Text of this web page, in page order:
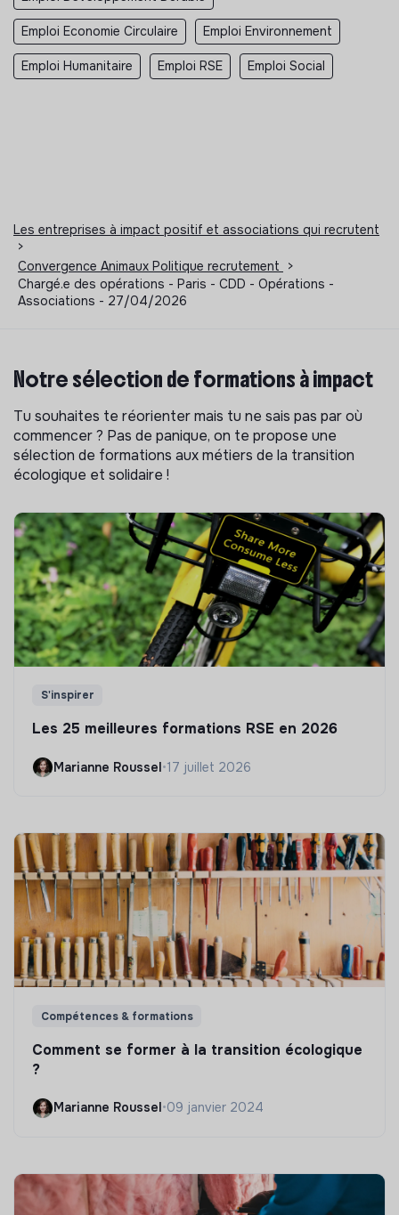
Emploi Economie Circulaire Emploi Environnement
Emploi Humanitaire Emploi RSE Emploi Social
Les entreprises à impact positif et associations qui recrutent
>
Convergence Animaux Politique recrutement
>
Chargé.e des opérations - Paris - CDD - Opérations -
Associations - 27/04/2026
Notre sélection de formations à impact
Tu souhaites te réorienter mais tu ne sais pas par où
commencer ? Pas de panique, on te propose une
sélection de formations aux métiers de la transition
écologique et solidaire !
S'inspirer
Les 25 meilleures formations RSE en 2026
Marianne Roussel•17 juillet 2026
Compétences & formations
Comment se former à la transition écologique
?
Marianne Roussel •09 janvier 2024